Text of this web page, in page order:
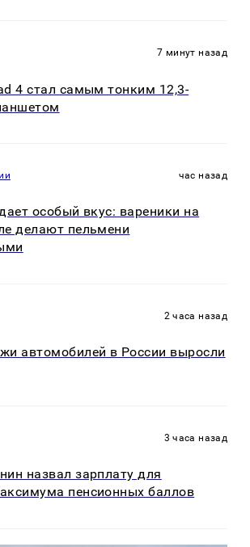
7 минут назад
4 стал самым тонким 12,3-
час назад
особый вкус: вареники на
делают пельмени
2 часа назад
автомобилей в России выросли
3 часа назад
назвал зарплату для
пенсионных баллов